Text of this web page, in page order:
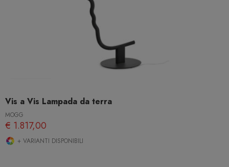
Vis a Vis Lampada da terra
MOGG
€ 1.817,00
+ VARIANTI DISPONIBILI